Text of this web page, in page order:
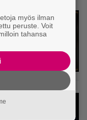
myös ilman
peruste. Voit
tahansa